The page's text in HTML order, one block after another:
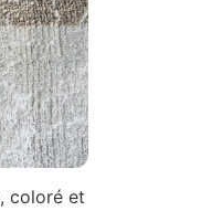
coloré et